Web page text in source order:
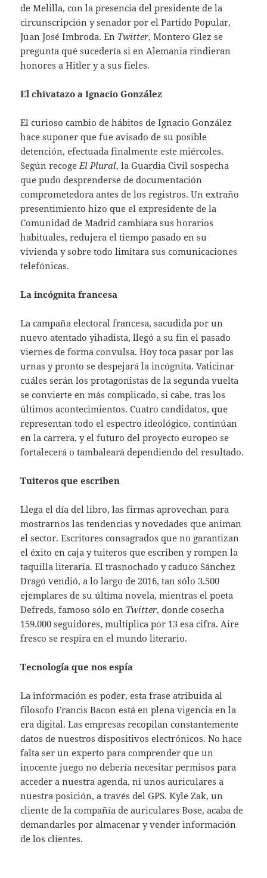
de Melilla, con la presencia del presidente de la
circunscripción y senador por el Partido Popular,
Juan José Imbroda. En Twitter, Montero Glez se
pregunta qué sucedería si en Alemania rindieran
honores a Hitler y a sus fieles.
El chivatazo a Ignacio González
El curioso cambio de hábitos de Ignacio González
hace suponer que fue avisado de su posible
detención, efectuada finalmente este miércoles.
Según recoge El Plural, la Guardia Civil sospecha
que pudo desprenderse de documentación
comprometedora antes de los registros. Un extraño
presentimiento hizo que el expresidente de la
Comunidad de Madrid cambiara sus horarios
habituales, redujera el tiempo pasado en su
vivienda y sobre todo limitara sus comunicaciones
telefónicas.
La incógnita francesa
La campaña electoral francesa, sacudida por un
nuevo atentado yihadista, llegó a su fin el pasado
viernes de forma convulsa. Hoy toca pasar por las
urnas y pronto se despejará la incógnita. Vaticinar
cuáles serán los protagonistas de la segunda vuelta
se convierte en más complicado, si cabe, tras los
últimos acontecimientos. Cuatro candidatos, que
representan todo el espectro ideológico, continúan
en la carrera, y el futuro del proyecto europeo se
fortalecerá o tambaleará dependiendo del resultado.
Tuiteros que escriben
Llega el día del libro, las firmas aprovechan para
mostrarnos las tendencias y novedades que animan
el sector. Escritores consagrados que no garantizan
el éxito en caja y tuiteros que escriben y rompen la
taquilla literaria. El trasnochado y caduco Sánchez
Dragó vendió, a lo largo de 2016, tan sólo 3.500
ejemplares de su última novela, mientras el poeta
Defreds, famoso sólo en Twitter, donde cosecha
159.000 seguidores, multiplica por 13 esa cifra. Aire
fresco se respira en el mundo literario.
Tecnología que nos espía
La información es poder, esta frase atribuida al
filosofo Francis Bacon está en plena vigencia en la
era digital. Las empresas recopilan constantemente
datos de nuestros dispositivos electrónicos. No hace
falta ser un experto para comprender que un
inocente juego no debería necesitar permisos para
acceder a nuestra agenda, ni unos auriculares a
nuestra posición, a través del GPS. Kyle Zak, un
cliente de la compañía de auriculares Bose, acaba de
demandarles por almacenar y vender información
de los clientes.